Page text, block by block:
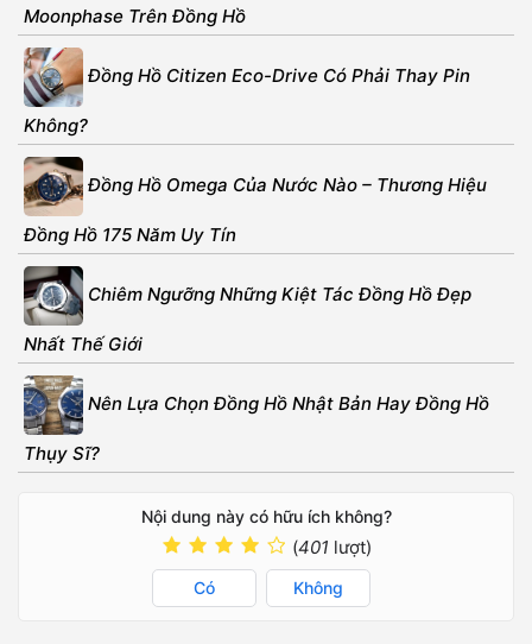
Moonphase Trên Đồng Hồ
Đồng Hồ Citizen Eco-Drive Có Phải Thay Pin
Không?
Đồng Hồ Omega Của Nước Nào – Thương Hiệu
Đồng Hồ 175 Năm Uy Tín
Chiêm Ngưỡng Những Kiệt Tác Đồng Hồ Đẹp
Nhất Thế Giới
Nên Lựa Chọn Đồng Hồ Nhật Bản Hay Đồng Hồ
Thụy Sĩ?
Nội dung này có hữu ích không?
(401 lượt)
Có Không